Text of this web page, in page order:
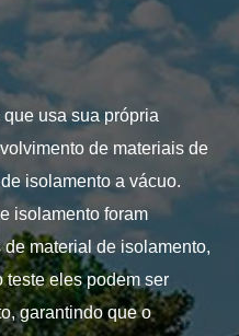
usa sua própria
de materiais de
isolamento a vácuo.
isolamento foram
material de isolamento,
teste eles podem ser
garantindo que o